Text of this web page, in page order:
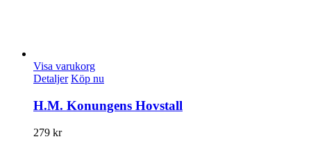
Visa varukorg
Detaljer Köp nu
H.M. Konungens Hovstall
279 kr